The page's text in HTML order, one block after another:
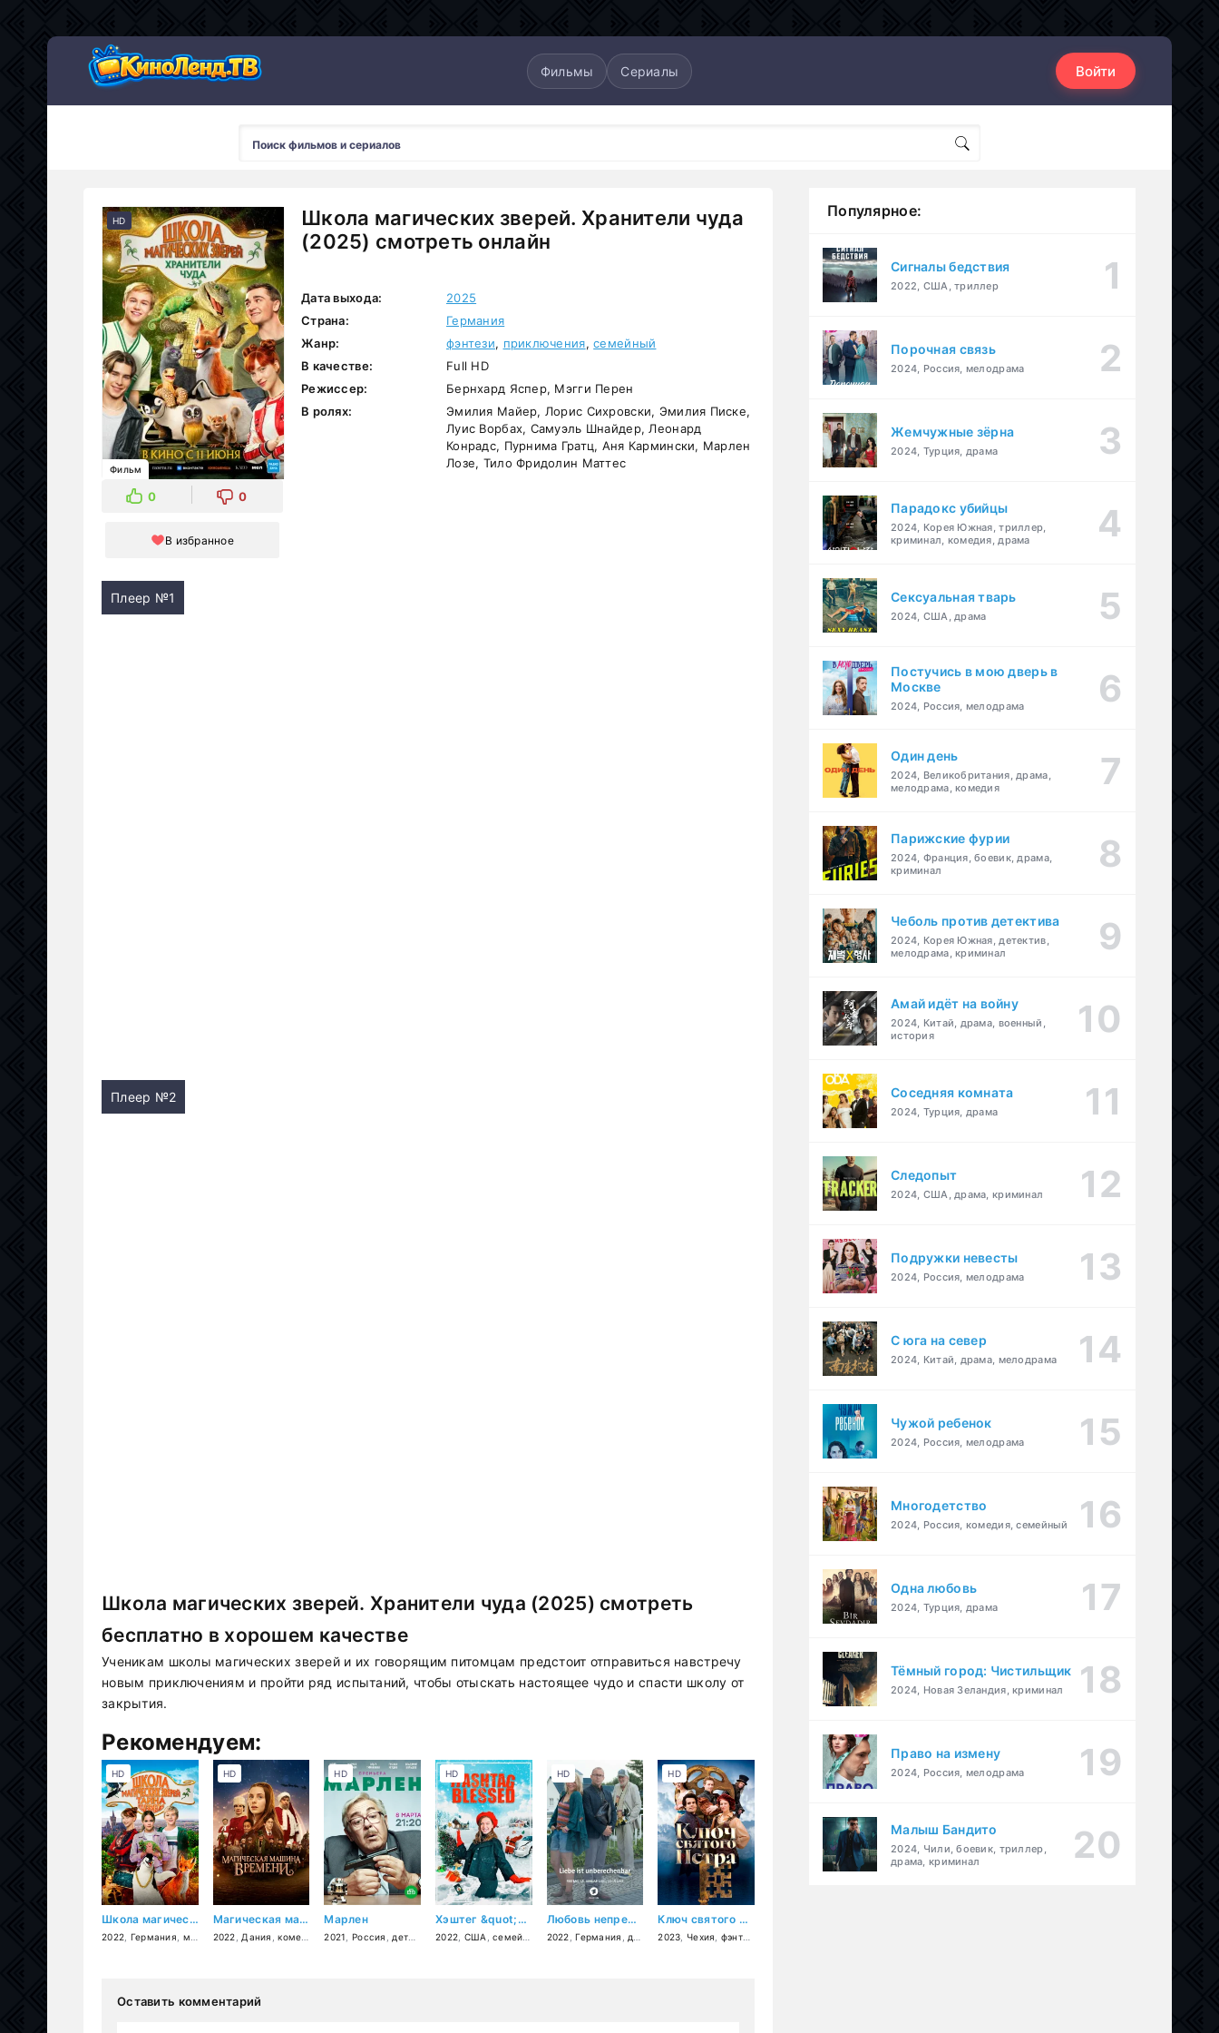
Фильмы Сериалы Войти
Школа магических зверей. Хранители чуда
(2025) смотреть онлайн
HD
Фильм
0 0
В избранное
Дата выхода:
2025
Страна:
Германия
Жанр:
фэнтези, приключения,семейный
В качестве:
Full HD
Режиссер:
Бернхард Яспер, Мэгги Перен
В ролях:
Эмилия Майер, Лорис Сихровски, Эмилия Писке,
Луис Ворбах, Самуэль Шнайдер, Леонард
Конрадс, Пурнима Гратц, Аня Кармински, Марлен
Лозе, Тило Фридолин Маттес
Плеер №1
Плеер №2
Школа магических зверей. Хранители чуда (2025) смотреть
бесплатно в хорошем качестве
Ученикам школы магических зверей и их говорящим питомцам предстоит отправиться навстречу
новым приключениям и пройти ряд испытаний, чтобы отыскать настоящее чудо и спасти школу от
закрытия.
Рекомендуем:
Школа магических зверей 2
2022 Германия мелодрама ,комедия,приключения,семейный фэнтези
HD
Магическая машина времени
2022 Дания ,комедия ,приключения ,семейный
HD
Марлен
2021 Россия детектив
HD
Хэштег &quot;Повезло&quot;
2022 США ,семейный
HD
Любовь непредсказуема
2022 ,Германия драма ,мелодрама ,комедия
HD
Ключ святого Петра
2023 Чехия фэнтези
HD
Оставить комментарий
Популярное:
Сигналы бедствия
2022, США, триллер
Порочная связь
2024, Россия, мелодрама
Жемчужные зёрна
2024, Турция, драма
Парадокс убийцы
2024, Корея Южная, триллер,
криминал, комедия, драма
Сексуальная тварь
2024, США, драма
Постучись в мою дверь в
Москве
2024, Россия, мелодрама
Один день
2024, Великобритания, драма,
мелодрама, комедия
Парижские фурии
2024, Франция, боевик, драма,
криминал
Чеболь против детектива
2024, Корея Южная, детектив,
мелодрама, криминал
Амай идёт на войну
2024, Китай, драма, военный,
история
Соседняя комната
2024, Турция, драма
Следопыт
2024, США, драма, криминал
Подружки невесты
2024, Россия, мелодрама
С юга на север
2024, Китай, драма, мелодрама
Чужой ребенок
2024, Россия, мелодрама
Многодетство
2024, Россия, комедия, семейный
Одна любовь
2024, Турция, драма
Тёмный город: Чистильщик
2024, Новая Зеландия, криминал
Право на измену
2024, Россия, мелодрама
Малыш Бандито
2024, Чили, боевик, триллер,
драма, криминал